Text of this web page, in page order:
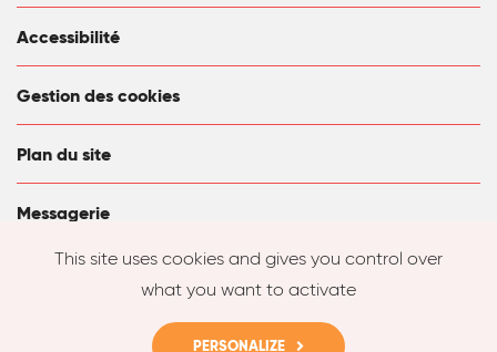
Accessibilité
Gestion des cookies
Plan du site
Messagerie
This site uses cookies and gives you control over
what you want to activate
PERSONALIZE